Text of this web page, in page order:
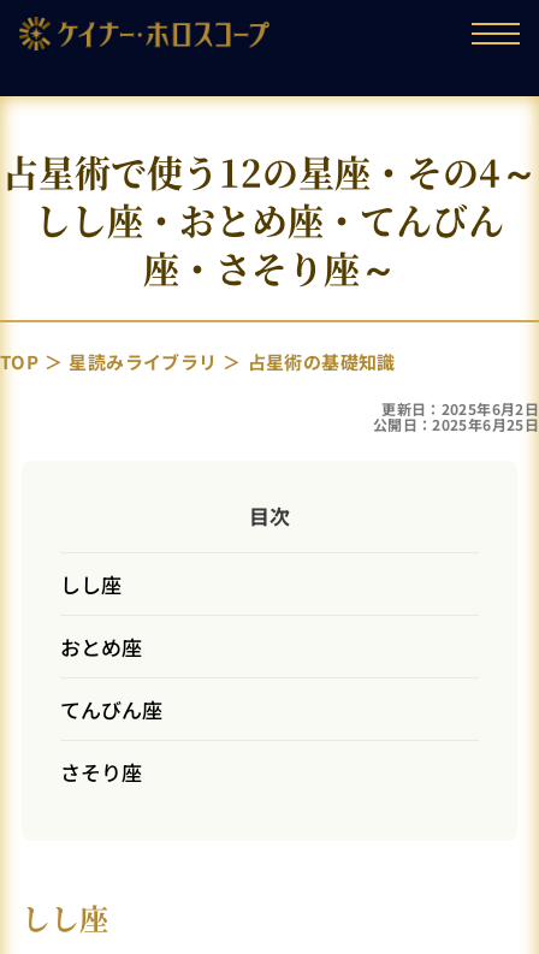
占星術で使う12の星座・その4～
しし座・おとめ座・てんびん
座・さそり座～
TOP 星読みライブラリ 占星術の基礎知識
更新日：2025年6月2日
公開日：2025年6月25日
目次
しし座
おとめ座
てんびん座
さそり座
しし座